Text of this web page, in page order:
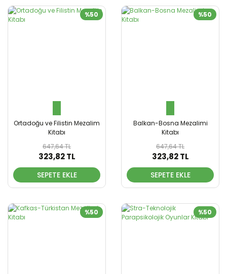
%50
Ortadoğu ve Filistin Mezalim
Kitabı
647,64 TL
323,82 TL
SEPETE EKLE
%50
Balkan-Bosna Mezalimi
Kitabı
647,64 TL
323,82 TL
SEPETE EKLE
%50 %50